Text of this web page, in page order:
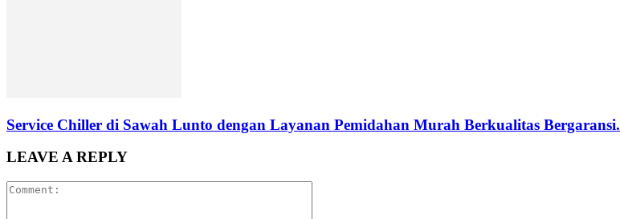
Service Chiller di Sawah Lunto dengan Layanan Pemidahan Murah Berkualitas Bergaransi.
LEAVE A REPLY